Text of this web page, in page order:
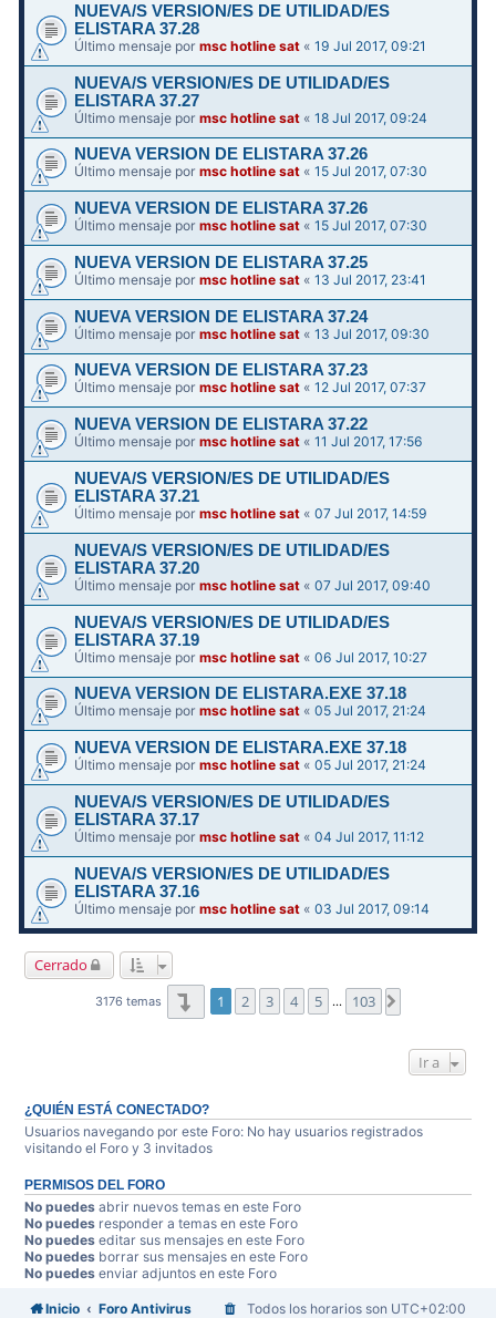
NUEVA/S VERSION/ES DE UTILIDAD/ES
ELISTARA 37.28
Último mensaje pormsc hotline sat «19 Jul 2017, 09:21
NUEVA/S VERSION/ES DE UTILIDAD/ES
ELISTARA 37.27
Último mensaje pormsc hotline sat «18 Jul 2017, 09:24
NUEVA VERSION DE ELISTARA 37.26
Último mensaje pormsc hotline sat «15 Jul 2017, 07:30
NUEVA VERSION DE ELISTARA 37.26
Último mensaje pormsc hotline sat «15 Jul 2017, 07:30
NUEVA VERSION DE ELISTARA 37.25
Último mensaje pormsc hotline sat «13 Jul 2017, 23:41
NUEVA VERSION DE ELISTARA 37.24
Último mensaje pormsc hotline sat «13 Jul 2017, 09:30
NUEVA VERSION DE ELISTARA 37.23
Último mensaje pormsc hotline sat «12 Jul 2017, 07:37
NUEVA VERSION DE ELISTARA 37.22
Último mensaje pormsc hotline sat «11 Jul 2017, 17:56
NUEVA/S VERSION/ES DE UTILIDAD/ES
ELISTARA 37.21
Último mensaje pormsc hotline sat «07 Jul 2017, 14:59
NUEVA/S VERSION/ES DE UTILIDAD/ES
ELISTARA 37.20
Último mensaje pormsc hotline sat «07 Jul 2017, 09:40
NUEVA/S VERSION/ES DE UTILIDAD/ES
ELISTARA 37.19
Último mensaje pormsc hotline sat «06 Jul 2017, 10:27
NUEVA VERSION DE ELISTARA.EXE 37.18
Último mensaje pormsc hotline sat «05 Jul 2017, 21:24
NUEVA VERSION DE ELISTARA.EXE 37.18
Último mensaje pormsc hotline sat «05 Jul 2017, 21:24
NUEVA/S VERSION/ES DE UTILIDAD/ES
ELISTARA 37.17
Último mensaje pormsc hotline sat «04 Jul 2017, 11:12
NUEVA/S VERSION/ES DE UTILIDAD/ES
ELISTARA 37.16
Último mensaje pormsc hotline sat «03 Jul 2017, 09:14
Cerrado
3176 temas Página1 de 103
1 2 3 4 5 … 103
Ir a
¿QUIÉN ESTÁ CONECTADO?
Usuarios navegando por este Foro: No hay usuarios registrados
visitando el Foro y 3 invitados
PERMISOS DEL FORO
No puedes abrir nuevos temas en este Foro
No puedes responder a temas en este Foro
No puedes editar sus mensajes en este Foro
No puedes borrar sus mensajes en este Foro
No puedes enviar adjuntos en este Foro
Inicio Foro Antivirus Todos los horarios son UTC+02:00